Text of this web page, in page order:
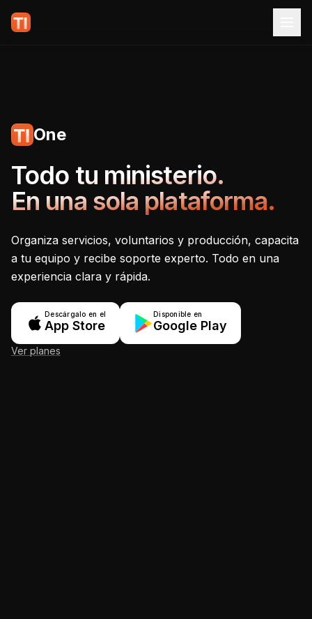
One
Tecnoiglesia One -
Todo tu ministerio.
En una sola plataforma.
Organiza servicios, voluntarios y producción, capacita
a tu equipo y recibe soporte experto. Todo en una
experiencia clara y rápida.
Descárgalo en el
App Store
Disponible en
Google Play
Ver planes